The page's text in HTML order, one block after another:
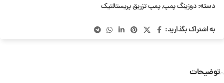
دسته: دوزینگ پمپ,پمپ تزریق پریستالتیک
به اشتراک بگذارید:
توضیحات